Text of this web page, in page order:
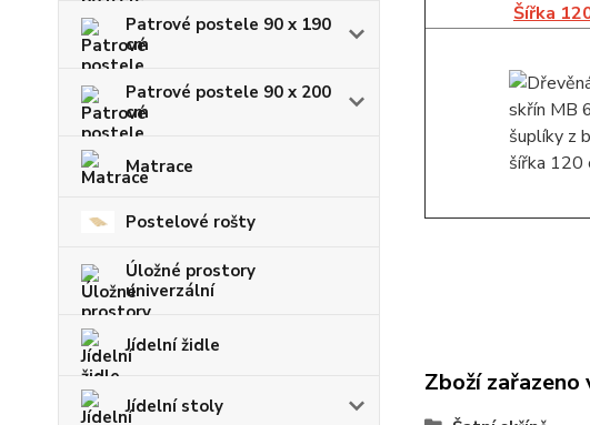
Patrové postele 90 x 190
cm
Patrové postele 90 x 200
cm
Matrace
Postelové rošty
Úložné prostory
univerzální
Jídelní židle
Jídelní stoly
Šířka
Zboží